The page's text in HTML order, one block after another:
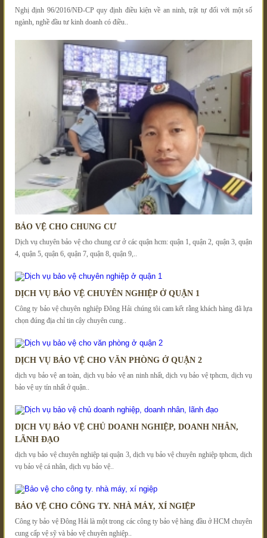
Nghị định 96/2016/NĐ-CP quy định điều kiện về an ninh, trật tự đối với một số
ngành, nghề đầu tư kinh doanh có điều..
BẢO VỆ CHO CHUNG CƯ
Dịch vụ chuyên bảo vệ cho chung cư ở các quận hcm: quận 1, quận 2, quận 3, quận
4, quận 5, quận 6, quận 7, quận 8, quận 9,..
DỊCH VỤ BẢO VỆ CHUYÊN NGHIỆP Ở QUẬN 1
Công ty bảo vệ chuyên nghiệp Đông Hải chúng tôi cam kết rằng khách hàng đã lựa
chọn đúng địa chỉ tin cậy chuyên cung..
DỊCH VỤ BẢO VỆ CHO VĂN PHÒNG Ở QUẬN 2
dịch vụ bảo vệ an toàn, dịch vụ bảo vệ an ninh nhất, dịch vụ bảo vệ tphcm, dịch vụ
bảo vệ uy tín nhất ở quận..
DỊCH VỤ BẢO VỆ CHỦ DOANH NGHIỆP, DOANH NHÂN,
LÃNH ĐẠO
dịch vụ bảo vệ chuyên nghiệp tại quận 3, dịch vụ bảo vệ chuyên nghiệp tphcm, dịch
vụ bảo vệ cá nhân, dịch vụ bảo vệ..
BẢO VỆ CHO CÔNG TY. NHÀ MÁY, XÍ NGIỆP
Công ty bảo vệ Đông Hải là một trong các công ty bảo vệ hàng đầu ở HCM chuyên
cung cấp vệ sỹ và bảo vệ chuyên nghiệp..